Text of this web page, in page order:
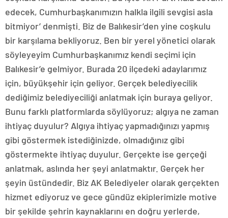
edecek, Cumhurbaşkanımızın halkla ilgili sevgisi asla
bitmiyor’ denmişti. Biz de Balıkesir’den yine coşkulu
bir karşılama bekliyoruz. Ben bir yerel yönetici olarak
söyleyeyim Cumhurbaşkanımız kendi seçimi için
Balıkesir’e gelmiyor. Burada 20 ilçedeki adaylarımız
için, büyükşehir için geliyor. Gerçek belediyecilik
dediğimiz belediyeciliği anlatmak için buraya geliyor.
Bunu farklı platformlarda söylüyoruz; algıya ne zaman
ihtiyaç duyulur? Algıya ihtiyaç yapmadığınızı yapmış
gibi göstermek istediğinizde, olmadığınız gibi
göstermekte ihtiyaç duyulur. Gerçekte ise gerçeği
anlatmak, aslında her şeyi anlatmaktır. Gerçek her
şeyin üstündedir. Biz AK Belediyeler olarak gerçekten
hizmet ediyoruz ve gece gündüz ekiplerimizle motive
bir şekilde şehrin kaynaklarını en doğru yerlerde,